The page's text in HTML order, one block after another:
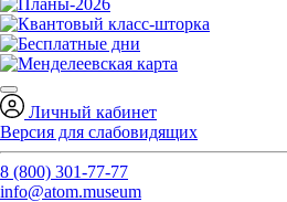
Личный кабинет
Версия для слабовидящих
8 (800) 301-77-77
info@atom.museum